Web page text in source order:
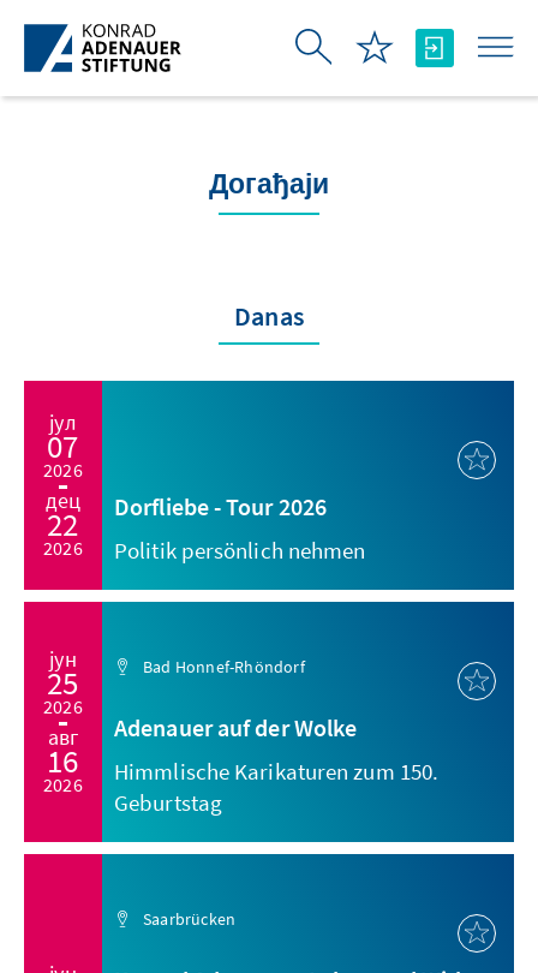
Skip to Main Content
Догађаји
Danas
јул
07
2026
дец
22
2026
Dorfliebe - Tour 2026
Politik persönlich nehmen
јун
25
2026
авг
16
2026
Bad Honnef-Rhöndorf
Adenauer auf der Wolke
Himmlische Karikaturen zum 150.
Geburtstag
Saarbrücken